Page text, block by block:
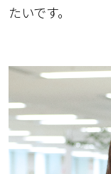
たいです。